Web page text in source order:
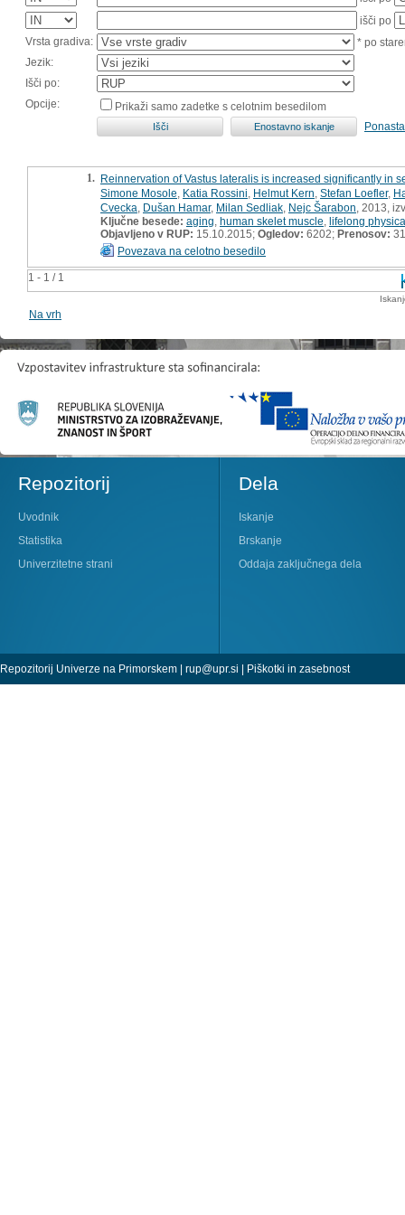
išči po
Vrsta gradiva:
* po
Jezik:
Išči po:
Opcije:
Prikaži samo zadetke s celotnim besedilom
1 - 1 / 1
1. Reinnervation of Vastus lateralis is increased significantly in
Simone Mosole Katia Rossini Helmut Kern Stefan Loefler,
Cvecka Dušan Hamar, Milan Sedliak Nejc Šarabon , 2013,
Ključne besede: aging human skelet muscle lifelong
Objavljeno v RUP: 15.10.2015; Ogledov: 6202; Prenosov:
Povezava na celotno besedilo
Na vrh
Repozitorij
Uvodnik
Statistika
Univerzitetne strani
Dela
Iskanje
Brskanje
Oddaja zaključnega dela
Repozitorij Univerze na Primorskem | rup@upr.si | Piškotki in zasebnost